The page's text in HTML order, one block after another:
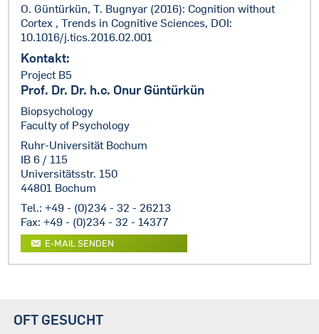
O. Güntürkün, T. Bugnyar (2016): Cognition without
Cortex , Trends in Cognitive Sciences, DOI:
10.1016/j.tics.2016.02.001
Kontakt:
Project B5
Prof. Dr. Dr. h.c. Onur Güntürkün
Biopsychology
Faculty of Psychology
Ruhr-Universität Bochum
IB 6 / 115
Universitätsstr. 150
44801 Bochum
Tel.: +49 - (0)234 - 32 - 26213
Fax: +49 - (0)234 - 32 - 14377
E-MAIL SENDEN
OFT GESUCHT